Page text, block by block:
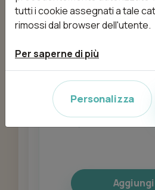
Baffi sopracciglia e
da 10,00 €
Aggiungi
tutti i cookie assegnati a tale
rimossi dal browser dell'utente.
Per saperne di più
Personalizza